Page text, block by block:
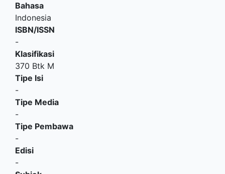
Bahasa
Indonesia
ISBN/ISSN
-
Klasifikasi
370 Btk M
Tipe Isi
-
Tipe Media
-
Tipe Pembawa
-
Edisi
-